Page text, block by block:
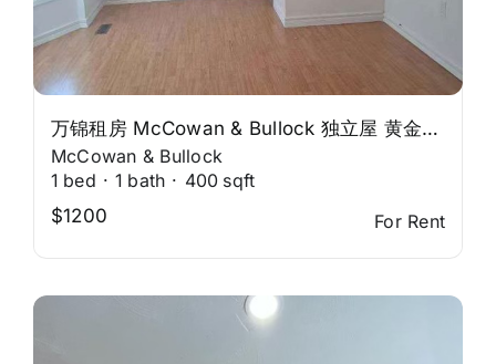
万锦租房 McCowan & Bullock 独立屋 黄金地段
McCowan & Bullock
1 bed · 1 bath · 400 sqft
$1200
For Rent